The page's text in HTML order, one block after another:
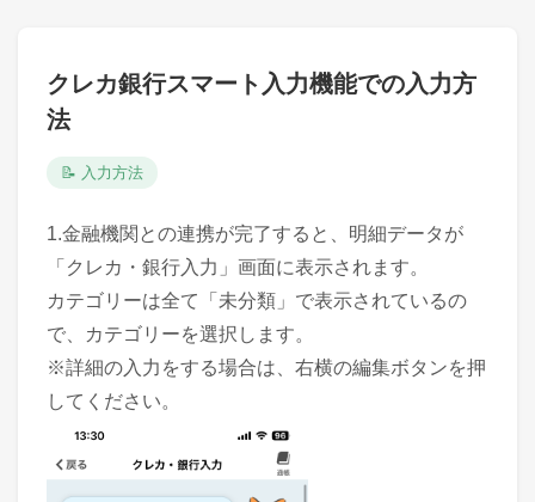
クレカ銀行スマート入力機能での入力方
法
📝 入力方法
1.金融機関との連携が完了すると、明細データが
「クレカ・銀行入力」画面に表示されます。
カテゴリーは全て「未分類」で表示されているの
で、カテゴリーを選択します。
※詳細の入力をする場合は、右横の編集ボタンを押
してください。